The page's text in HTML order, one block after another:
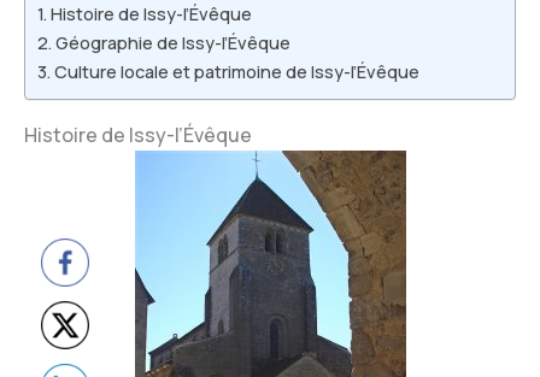
Histoire de Issy-l’Évêque
Géographie de Issy-l’Évêque
Culture locale et patrimoine de Issy-l’Évêque
Histoire de Issy-l’Évêque